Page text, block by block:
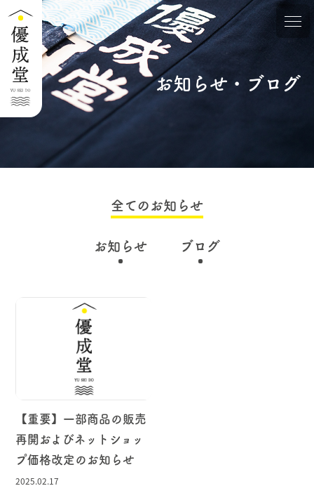
お知らせ・ブログ
全てのお知らせ
お知らせ ブログ
【重要】一部商品の販売
再開およびネットショッ
プ価格改定のお知らせ
2025.02.17